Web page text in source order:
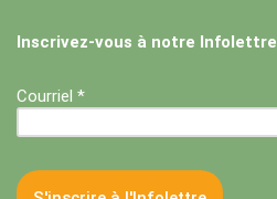
Inscrivez-vous à notre Infolettre
Courriel *